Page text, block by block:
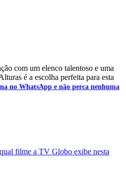
com um elenco talentoso e uma
é a escolha perfeita para esta
no WhatsApp e não perca nenhuma
filme a TV Globo exibe nesta